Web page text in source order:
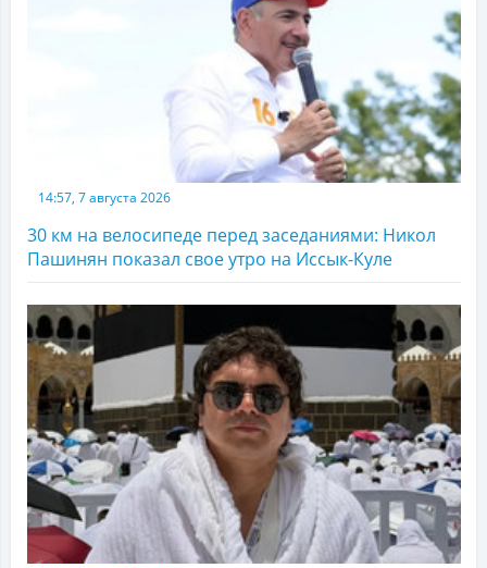
14:57, 7 августа 2026
30 км на велосипеде перед заседаниями: Никол
Пашинян показал свое утро на Иссык-Куле